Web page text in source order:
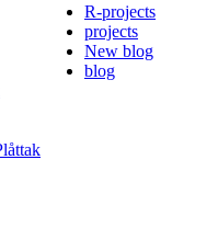
R-projects
projects
New blog
blog